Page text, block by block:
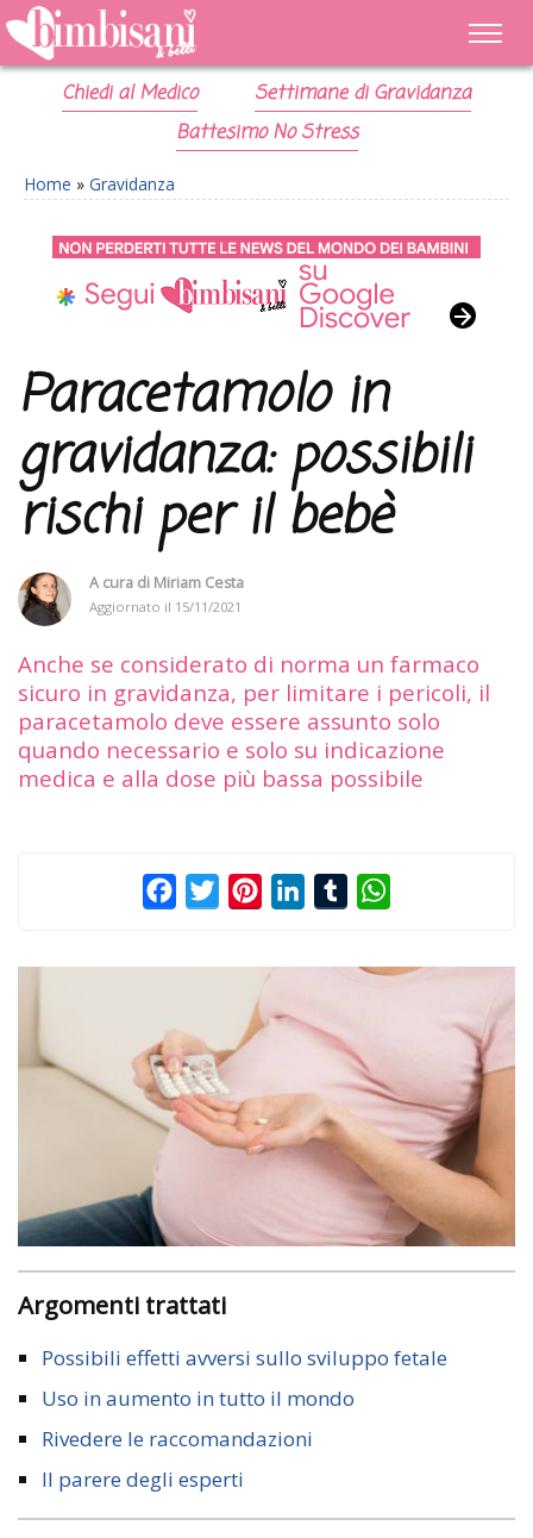
Chiedi al Medico
Settimane di Gravidanza
Battesimo No Stress
Home » Gravidanza
Paracetamolo in
gravidanza: possibili
rischi per il bebè
A cura di Miriam Cesta
Aggiornato il 15/11/2021
Anche se considerato di norma un farmaco
sicuro in gravidanza, per limitare i pericoli, il
paracetamolo deve essere assunto solo
quando necessario e solo su indicazione
medica e alla dose più bassa possibile
FacebookTwitterPinterestLinkedInTumblr
Argomenti trattati
Possibili effetti avversi sullo sviluppo fetale
Uso in aumento in tutto il mondo
Rivedere le raccomandazioni
Il parere degli esperti